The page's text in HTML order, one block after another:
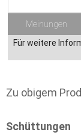
Meinungen
Für weitere
Zu obigem
Schüttungen